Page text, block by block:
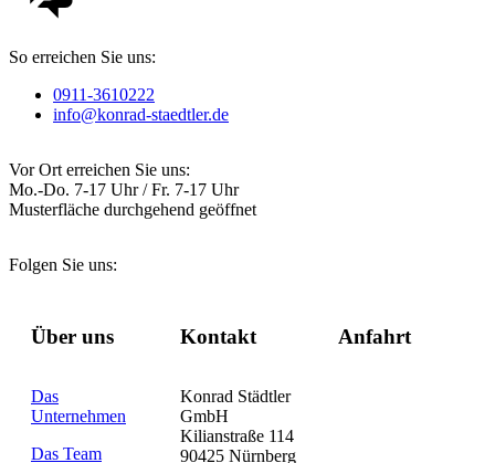
So erreichen Sie uns:
0911-3610222
info@konrad-staedtler.de
Vor Ort erreichen Sie uns:
Mo.-Do. 7-17 Uhr / Fr. 7-17 Uhr
Musterfläche durchgehend geöffnet
Folgen Sie uns:
Über uns
Das
Unternehmen
Das Team
Kontakt
Konrad Städtler
GmbH
Kilianstraße 114
90425 Nürnberg
Anfahrt